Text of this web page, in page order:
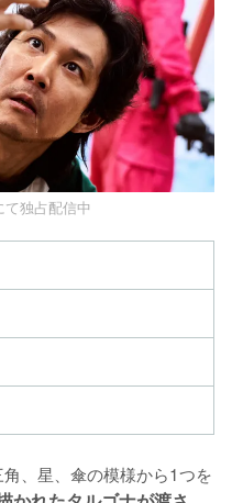
独占配信中
、星、傘の模様から1つを